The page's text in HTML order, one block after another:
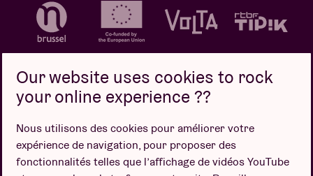
Politique de confidentialité
Politique de cookies
Conditions de vente
Design par
Our website uses cookies to rock
your online experience ??
Nous utilisons des cookies pour améliorer votre
expérience de navigation, pour proposer des
fonctionnalités telles que l’affichage de vidéos YouTube